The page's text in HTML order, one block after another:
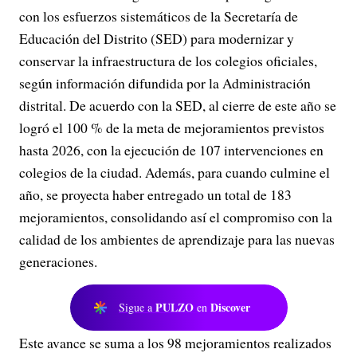
con los esfuerzos sistemáticos de la Secretaría de
Educación del Distrito (SED) para modernizar y
conservar la infraestructura de los colegios oficiales,
según información difundida por la Administración
distrital. De acuerdo con la SED, al cierre de este año se
logró el 100 % de la meta de mejoramientos previstos
hasta 2026, con la ejecución de 107 intervenciones en
colegios de la ciudad. Además, para cuando culmine el
año, se proyecta haber entregado un total de 183
mejoramientos, consolidando así el compromiso con la
calidad de los ambientes de aprendizaje para las nuevas
generaciones.
Sigue a PULZO en Discover
Este avance se suma a los 98 mejoramientos realizados